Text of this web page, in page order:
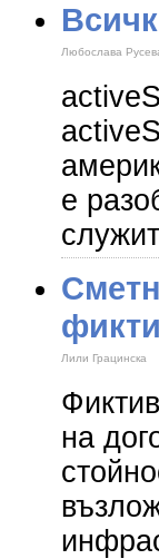
Любослава
е
Лили Грацинска
на